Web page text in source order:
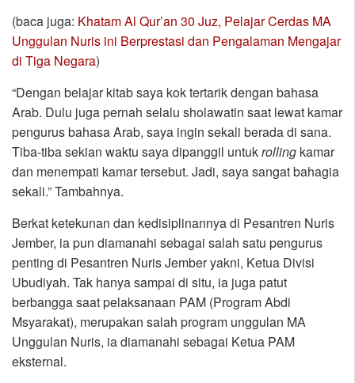
(baca juga: Khatam Al Qur’an 30 Juz, Pelajar Cerdas MA
Unggulan Nuris ini Berprestasi dan Pengalaman Mengajar
di Tiga Negara)
“Dengan belajar kitab saya kok tertarik dengan bahasa
Arab. Dulu juga pernah selalu sholawatin saat lewat kamar
pengurus bahasa Arab, saya ingin sekali berada di sana.
Tiba-tiba sekian waktu saya dipanggil untukrolling kamar
dan menempati kamar tersebut. Jadi, saya sangat bahagia
sekali.” Tambahnya.
Berkat ketekunan dan kedisiplinannya di Pesantren Nuris
Jember, ia pun diamanahi sebagai salah satu pengurus
penting di Pesantren Nuris Jember yakni, Ketua Divisi
Ubudiyah. Tak hanya sampai di situ, ia juga patut
berbangga saat pelaksanaan PAM (Program Abdi
Msyarakat), merupakan salah program unggulan MA
Unggulan Nuris, ia diamanahi sebagai Ketua PAM
eksternal.